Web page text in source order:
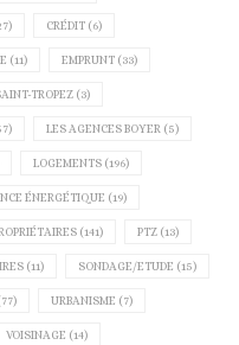
CRÉDIT (6)
(11) EMPRUNT (33)
TROPEZ (3)
LES AGENCES BOYER (5)
LOGEMENTS (196)
ÉNERGÉTIQUE (19)
(141) PTZ (13)
(11) SONDAGE/ETUDE (15)
URBANISME (7)
VOISINAGE (14)